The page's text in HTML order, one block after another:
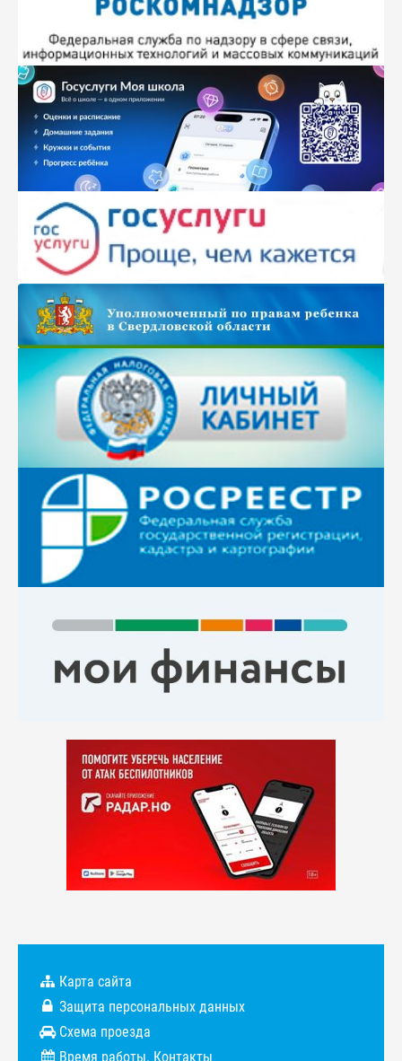
Карта сайта
Защита персональных данных
Схема проезда
Время работы. Контакты